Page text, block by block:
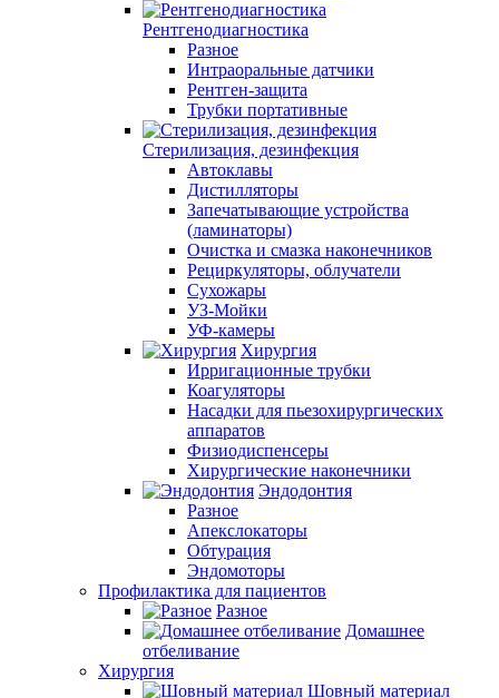
Рентгенодиагностика
Разное
Интраоральные датчики
Рентген-защита
Трубки портативные
Стерилизация, дезинфекция
Автоклавы
Дистилляторы
Запечатывающие устройства
(ламинаторы)
Очистка и смазка наконечников
Рециркуляторы, облучатели
Сухожары
УЗ-Мойки
УФ-камеры
Хирургия
Ирригационные трубки
Коагуляторы
Насадки для пьезохирургических
аппаратов
Физиодиспенсеры
Хирургические наконечники
Эндодонтия
Разное
Апекслокаторы
Обтурация
Эндомоторы
Профилактика для пациентов
Разное
Домашнее
отбеливание
Хирургия
Шовный материал